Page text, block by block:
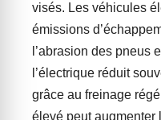
visés. Les véhicules
émissions
l’abrasion des pneus
l’électrique réduit
grâce au freinage
élevé peut augmenter